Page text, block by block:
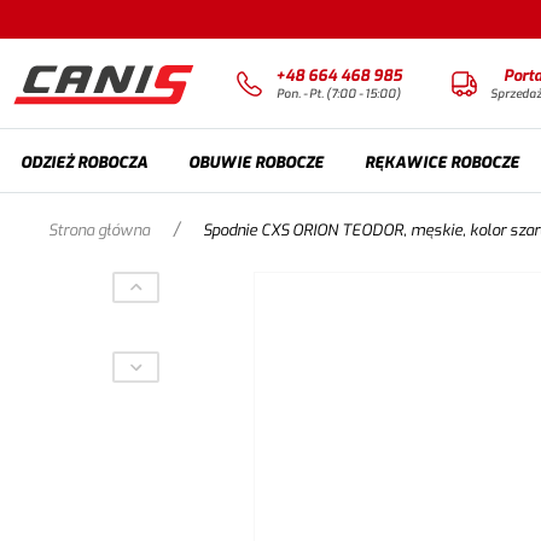
+48 664 468 985
Pon. - Pt. (7:00 - 15:00)
ODZIEŻ ROBOCZA OBUWIE ROBOCZE RĘKAWICE ROBOCZE
Strona główna / Spodnie CXS ORION TEODOR, męskie, kolor